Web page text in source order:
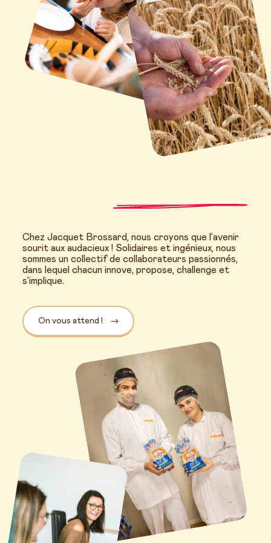
Chez Jacquet Brossard, nous croyons que l’avenir
sourit aux audacieux ! Solidaires et ingénieux, nous
sommes un collectif de collaborateurs passionnés,
dans lequel chacun innove, propose, challenge et
s’implique.
On vous attend !